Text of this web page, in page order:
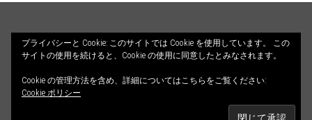
COUNSELING
ILLUSTRATIONS
CONTACT
© 2026 ALETHEIA DIALOGOS. All Rights Reserved.
プライバシーと Cookie: このサイトでは Cookie を使用しています。 この
サイトの使用を続けると、Cookie の使用に同意したとみなされます。
Cookie の管理方法を含め、詳細についてはこちらをご覧ください:
Cookie ポリシー